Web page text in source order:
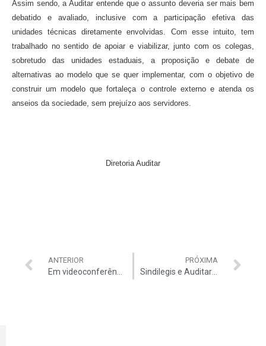
Assim sendo, a Auditar entende que o assunto deveria ser mais bem
debatido e avaliado, inclusive com a participação efetiva das
unidades técnicas diretamente envolvidas. Com esse intuito, tem
trabalhado no sentido de apoiar e viabilizar, junto com os colegas,
sobretudo das unidades estaduais, a proposição e debate de
alternativas ao modelo que se quer implementar, com o objetivo de
construir um modelo que fortaleça o controle externo e atenda os
anseios da sociedade, sem prejuízo aos servidores.
Diretoria Auditar
ANTERIOR PRÓXIMA
Sindilegis e Auditar reúnem-se com equipe de transição do TCU